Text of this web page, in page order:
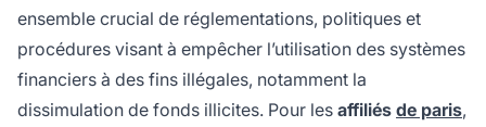
ensemble crucial de réglementations, politiques et
procédures visant à empêcher l’utilisation des systèmes
financiers à des fins illégales, notamment la
dissimulation de fonds illicites. Pour les affiliés de paris,